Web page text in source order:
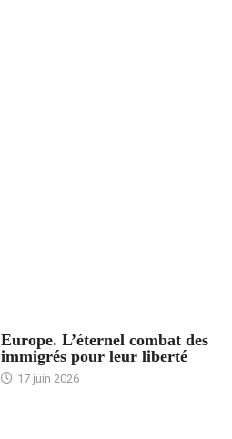
Europe. L’éternel combat des
immigrés pour leur liberté
17 juin 2026